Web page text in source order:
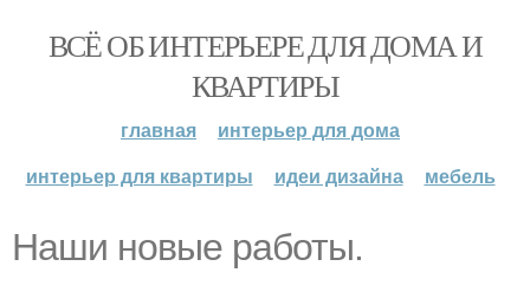
ВСЁ ОБ ИНТЕРЬЕРЕ ДЛЯ ДОМА И
КВАРТИРЫ
главная
интерьер для дома
интерьер для квартиры
идеи дизайна мебель
Наши новые работы.